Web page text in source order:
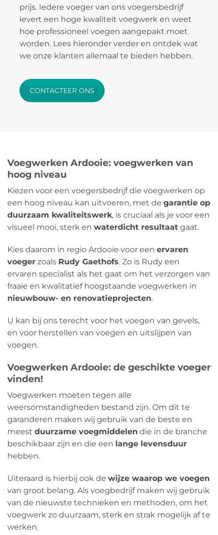
prijs. Iedere voeger van ons voegersbedrijf
levert een hoge kwaliteit voegwerk en weet
hoe professioneel voegen aangepakt moet
worden. Lees hieronder verder en ontdek wat
we onze klanten allemaal te bieden hebben.
CONTACTEER ONS
Voegwerken Ardooie: voegwerken van
hoog niveau
Kiezen voor een voegersbedrijf die voegwerken op
een hoog niveau kan uitvoeren, met de garantie op
duurzaam kwaliteitswerk, is cruciaal als je voor een
visueel mooi, sterk en waterdicht resultaat gaat.
Kies daarom in regio Ardooie voor een ervaren
voeger zoals Rudy Gaethofs. Zo is Rudy een
ervaren specialist als het gaat om het verzorgen van
fraaie en kwalitatief hoogstaande voegwerken in
nieuwbouw- en renovatieprojecten.
U kan bij ons terecht voor het voegen van gevels,
en voor herstellen van voegen en uitslijpen van
voegen.
Voegwerken Ardooie: de geschikte voeger
vinden!
Voegwerken moeten tegen alle
weersomstandigheden bestand zijn. Om dit te
garanderen maken wij gebruik van de beste en
meest duurzame voegmiddelen die in de branche
beschikbaar zijn en die een lange levensduur
hebben.
Uiteraard is hierbij ook de wijze waarop we voegen
van groot belang. Als voegbedrijf maken wij gebruik
van de nieuwste technieken en methoden, om het
voegwerk zo duurzaam, sterk en strak mogelijk af te
werken.